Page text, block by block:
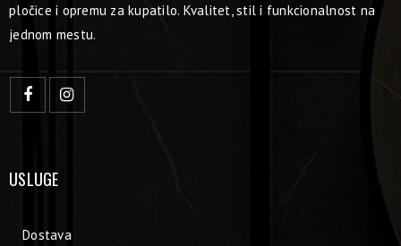
pločice i opremu za kupatilo. Kvalitet, stil i funkcionalnost na
jednom mestu.
USLUGE
Dostava